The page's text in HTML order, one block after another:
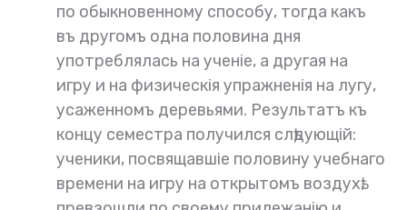
по обыкновенному способу, тогда какъ
въ другомъ одна половина дня
употреблялась на ученіе, а другая на
игру и на физическія упражненія на лугу,
усаженномъ деревьями. Результатъ къ
концу семестра получился слѣдующій:
ученики, посвящавшіе половину учебнаго
времени на игру на открытомъ воздухѣ,